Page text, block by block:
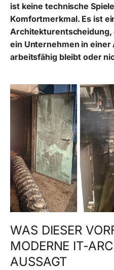
ist keine technische
Komfortmerkmal. Es ist
ein Unternehmen in einer
arbeitsfähig bleibt oder
WAS DIESER
MODERNE IT-
AUSSAGT